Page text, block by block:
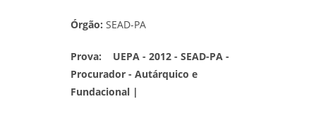
Órgão: SEAD-PA
Prova:
UEPA - 2012 - SEAD-PA -
Procurador - Autárquico e
Fundacional |